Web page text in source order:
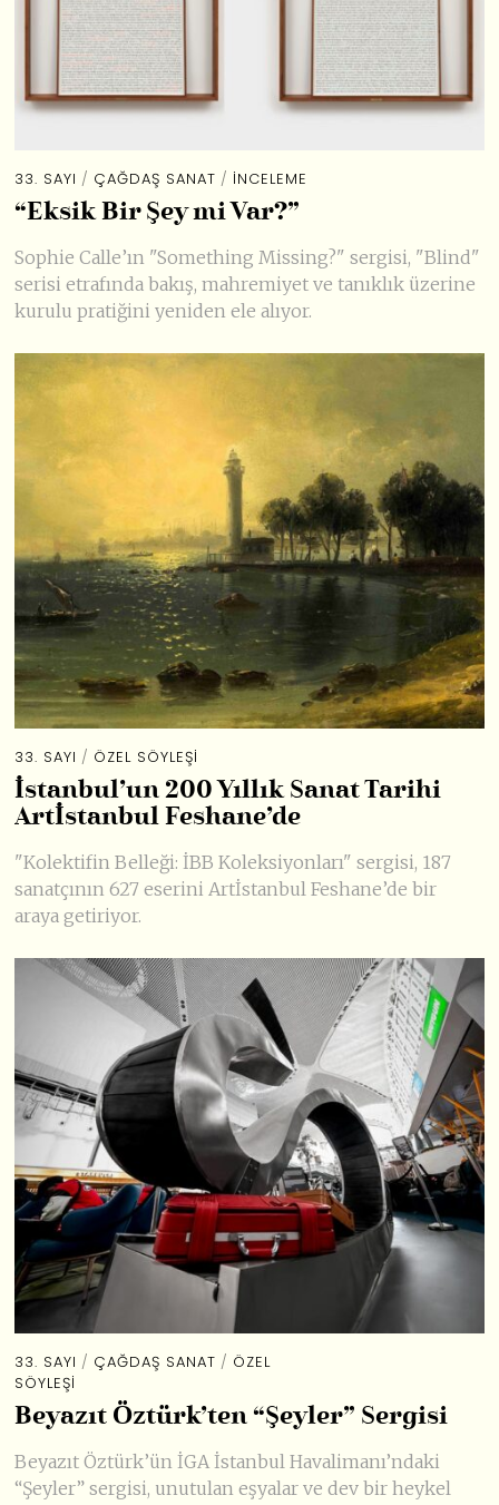
33. SAYI / ÇAĞDAŞ SANAT / İNCELEME
“Eksik Bir Şey mi Var?”
Sophie Calle’ın "Something Missing?" sergisi, "Blind"
serisi etrafında bakış, mahremiyet ve tanıklık üzerine
kurulu pratiğini yeniden ele alıyor.
33. SAYI / ÖZEL SÖYLEŞI
İstanbul’un 200 Yıllık Sanat Tarihi
Artİstanbul Feshane’de
"Kolektifin Belleği: İBB Koleksiyonları" sergisi, 187
sanatçının 627 eserini Artİstanbul Feshane’de bir
araya getiriyor.
33. SAYI / ÇAĞDAŞ SANAT / ÖZEL
SÖYLEŞI
Beyazıt Öztürk’ten “Şeyler” Sergisi
Beyazıt Öztürk’ün İGA İstanbul Havalimanı’ndaki
“Şeyler” sergisi, unutulan eşyalar ve dev bir heykel